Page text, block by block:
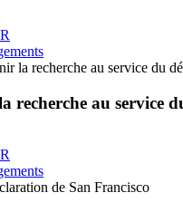
la recherche au service du
recherche au service
de San Francisco